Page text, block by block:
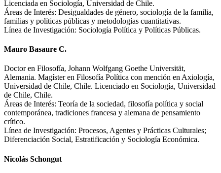
Licenciada en Sociología, Universidad de Chile.
Áreas de Interés: Desigualdades de género, sociología de la familia,
familias y políticas públicas y metodologías cuantitativas.
Línea de Investigación: Sociología Política y Políticas Públicas.
Mauro Basaure C.
Doctor en Filosofía, Johann Wolfgang Goethe Universität,
Alemania. Magíster en Filosofía Política con mención en Axiología,
Universidad de Chile, Chile. Licenciado en Sociología, Universidad
de Chile, Chile.
Áreas de Interés: Teoría de la sociedad, filosofía política y social
contemporánea, tradiciones francesa y alemana de pensamiento
crítico.
Línea de Investigación: Procesos, Agentes y Prácticas Culturales;
Diferenciación Social, Estratificación y Sociología Económica.
Nicolás Schongut